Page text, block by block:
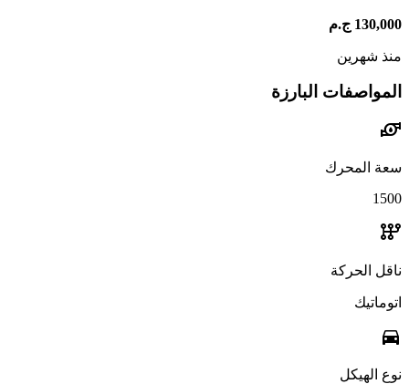
130,000 ج.م
منذ شهرين
المواصفات البارزة
water_pump
سعة المحرك
1500
auto_transmission
ناقل الحركة
اتوماتيك
directions_car
نوع الهيكل